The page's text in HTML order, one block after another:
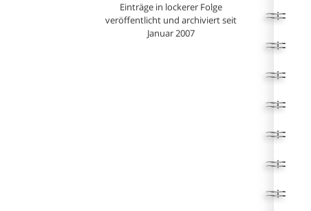
Einträge in lockerer Folge
veröffentlicht und archiviert seit
Januar 2007